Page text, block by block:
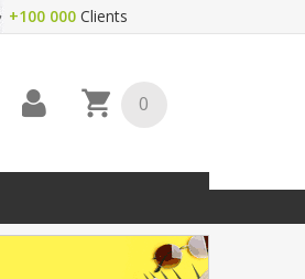
+100 000Clients
0